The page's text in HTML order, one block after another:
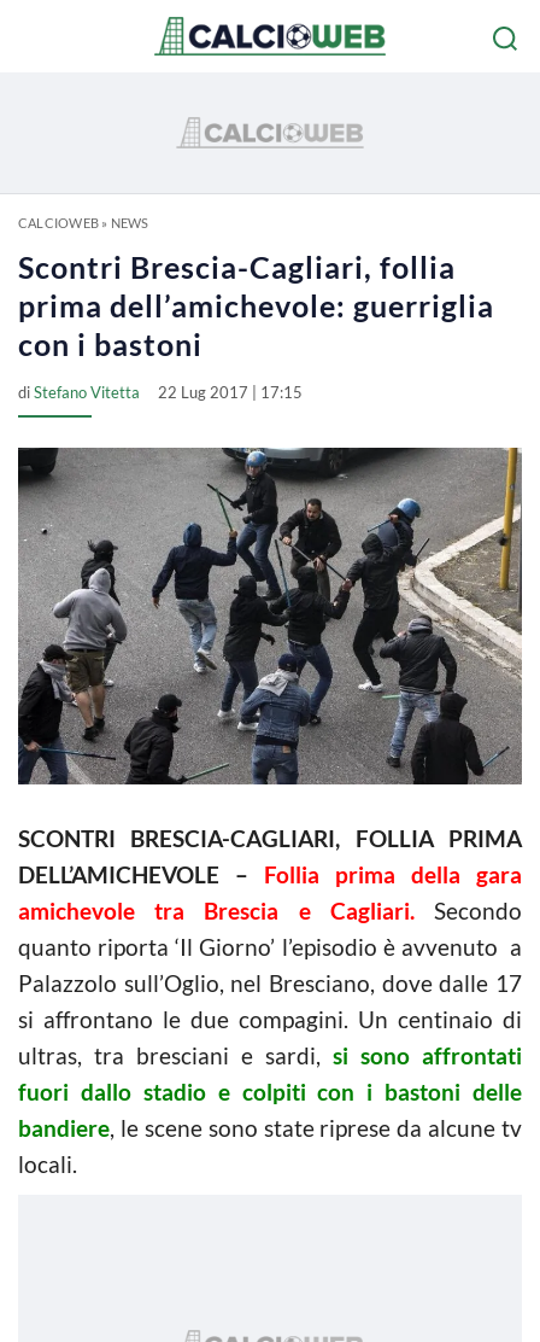
CALCIOWEB» NEWS
Scontri Brescia-Cagliari, follia
prima dell’amichevole: guerriglia
con i bastoni
diStefano Vitetta 22 Lug 2017 | 17:15
SCONTRI BRESCIA-CAGLIARI, FOLLIA PRIMA
DELL’AMICHEVOLE – Follia prima della gara
amichevole tra Brescia e Cagliari.Secondo
quanto riporta ‘Il Giorno’ l’episodio è avvenuto a
Palazzolo sull’Oglio, nel Bresciano, dove dalle 17
si affrontano le due compagini. Un centinaio di
ultras, tra bresciani e sardi, si sono affrontati
fuori dallo stadio e colpiti con i bastoni delle
bandiere, le scene sono state riprese da alcune tv
locali.